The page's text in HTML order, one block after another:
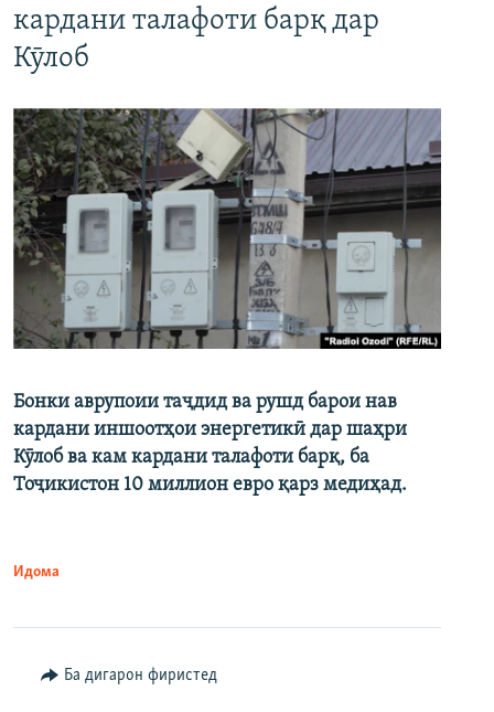
кардани талафоти барқ дар
Кӯлоб
Бонки аврупоии таҷдид ва рушд барои нав
кардани иншоотҳои энергетикӣ дар шаҳри
Кӯлоб ва кам кардани талафоти барқ, ба
Тоҷикистон 10 миллион евро қарз медиҳад.
Идома
Ба дигарон фиристед